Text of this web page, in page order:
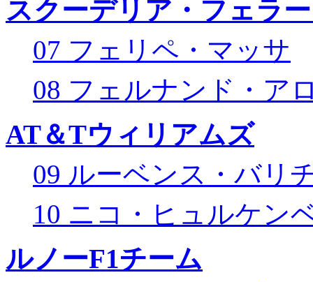
スクーデリア・フェラ
07 フェリペ・マッサ
08 フェルナンド・ア
AT＆Tウィリアムズ
09 ルーベンス・バリ
10 ニコ・ヒュルケン
ルノーF1チーム